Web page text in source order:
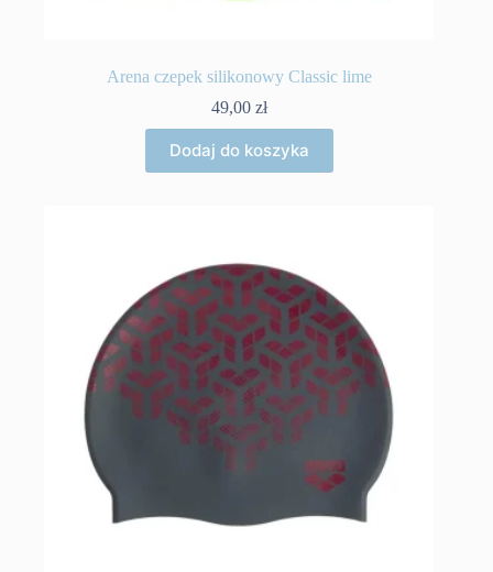
Arena czepek silikonowy Classic lime
49,00 zł
Dodaj do koszyka